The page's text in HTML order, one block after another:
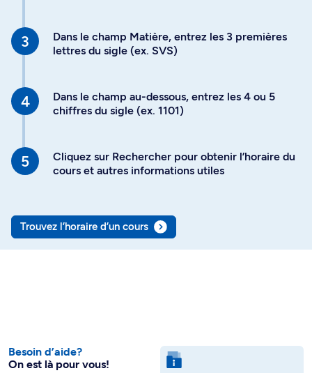
Dans le champ Matière, entrez les 3 premières
lettres du sigle (ex. SVS)
Dans le champ au-dessous, entrez les 4 ou 5
chiffres du sigle (ex. 1101)
Cliquez sur Rechercher pour obtenir l’horaire du
cours et autres informations utiles
Trouvez l’horaire d’un cours
Besoin d’aide?
On est là pour vous!